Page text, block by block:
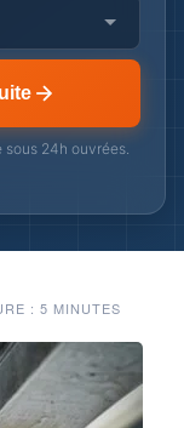
sous 24h ouvrées.
: 5 MINUTES